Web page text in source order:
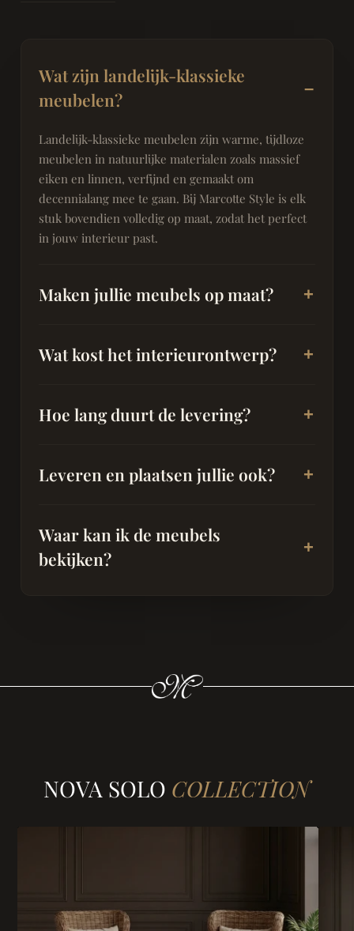
Wat zijn landelijk-klassieke
meubelen?
Landelijk-klassieke meubelen zijn warme, tijdloze
meubelen in natuurlijke materialen zoals massief
eiken en linnen, verfijnd en gemaakt om
decennialang mee te gaan. Bij Marcotte Style is elk
stuk bovendien volledig op maat, zodat het perfect
in jouw interieur past.
Maken jullie meubels op maat?
Wat kost het interieurontwerp?
Hoe lang duurt de levering?
Leveren en plaatsen jullie ook?
Waar kan ik de meubels
bekijken?
NOVA SOLO COLLECTION